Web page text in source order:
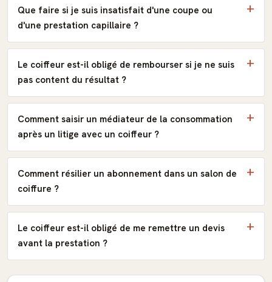
Que faire si je suis insatisfait d'une coupe ou
d'une prestation capillaire ?
Le coiffeur est-il obligé de rembourser si je ne suis
pas content du résultat ?
Comment saisir un médiateur de la consommation
après un litige avec un coiffeur ?
Comment résilier un abonnement dans un salon de
coiffure ?
Le coiffeur est-il obligé de me remettre un devis
avant la prestation ?